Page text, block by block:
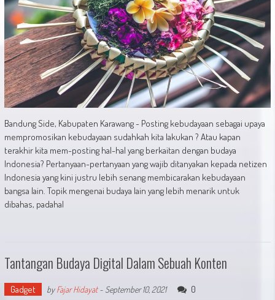
Bandung Side, Kabupaten Karawang - Posting kebudayaan sebagai upaya
mempromosikan kebudayaan sudahkah kita lakukan ? Atau kapan
terakhir kita mem-posting hal-hal yang berkaitan dengan budaya
Indonesia? Pertanyaan-pertanyaan yang wajib ditanyakan kepada netizen
Indonesia yang kini justru lebih senang membicarakan kebudayaan
bangsa lain. Topik mengenai budaya lain yang lebih menarik untuk
dibahas, padahal
Tantangan Budaya Digital Dalam Sebuah Konten
Gadget byFajar Hidayat- September 10, 2021 0